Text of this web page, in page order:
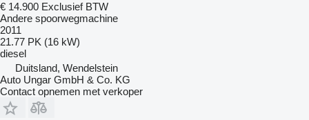
€ 14.900 Exclusief BTW
Andere spoorwegmachine
2011
21.77 PK (16 kW)
diesel
Duitsland, Wendelstein
Auto Ungar GmbH & Co. KG
Contact opnemen met verkoper